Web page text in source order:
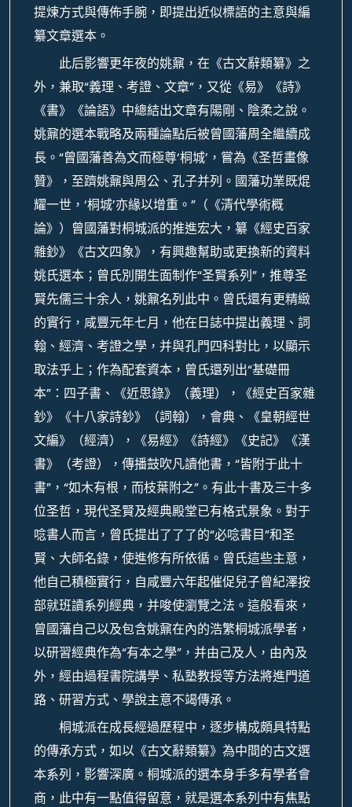
提煉方式與傳佈手腕，即提出近似標語的主意與編
纂文章選本。
此后影響更年夜的姚鼐，在《古文辭類纂》之
外，兼取“義理、考證、文章”，又從《易》《詩》
《書》《論語》中總結出文章有陽剛、陰柔之說。
姚鼐的選本戰略及兩種論點后被曾國藩周全繼續成
長。“曾國藩善為文而極尊‘桐城’，嘗為《圣哲畫像
贊》，至躋姚鼐與周公、孔子并列。國藩功業既焜
耀一世，‘桐城’亦緣以增重。”（《清代學術概
論》）曾國藩對桐城派的推進宏大，纂《經史百家
雜鈔》《古文四象》，有興趣幫助或更換新的資料
姚氏選本；曾氏別開生面制作“圣賢系列”，推尊圣
賢先儒三十余人，姚鼐名列此中。曾氏還有更精緻
的實行，咸豐元年七月，他在日誌中提出義理、詞
翰、經濟、考證之學，并與孔門四科對比，以顯示
取法乎上；作為配套資本，曾氏還列出“基礎冊
本”：四子書、《近思錄》（義理），《經史百家雜
鈔》《十八家詩鈔》（詞翰），會典、《皇朝經世
文編》（經濟），《易經》《詩經》《史記》《漢
書》（考證），傳播鼓吹凡讀他書，“皆附于此十
書”，“如木有根，而枝葉附之”。有此十書及三十多
位圣哲，現代圣賢及經典殿堂已有格式景象。對于
唸書人而言，曾氏提出了了了的“必唸書目”和圣
賢、大師名錄，使進修有所依循。曾氏這些主意，
他自己積極實行，自咸豐六年起催促兒子曾紀澤按
部就班讀系列經典，并唆使瀏覽之法。這般看來，
曾國藩自己以及包含姚鼐在內的浩繁桐城派學者，
以研習經典作為“有本之學”，并由己及人，由內及
外，經由過程書院講學、私塾教授等方法將進門道
路、研習方式、學說主意不竭傳承。
桐城派在成長經過歷程中，逐步構成頗具特點
的傳承方式，如以《古文辭類纂》為中間的古文選
本系列，影響深廣。桐城派的選本身手多有學者會
商，此中有一點值得留意，就是選本系列中有焦點